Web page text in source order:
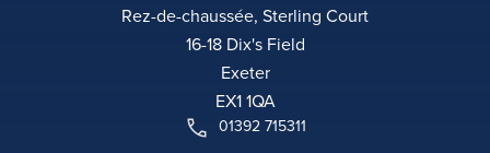
Rez-de-chaussée, Sterling Court
16-18 Dix's Field
Exeter
EX1 1QA
01392 715311